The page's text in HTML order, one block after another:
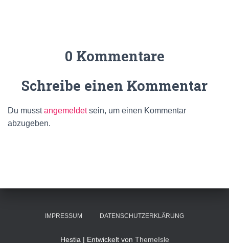
0 Kommentare
Schreibe einen Kommentar
Du musstangemeldetsein, um einen Kommentar
abzugeben.
IMPRESSUM DATENSCHUTZERKLÄRUNG
Hestia | Entwickelt von ThemeIsle